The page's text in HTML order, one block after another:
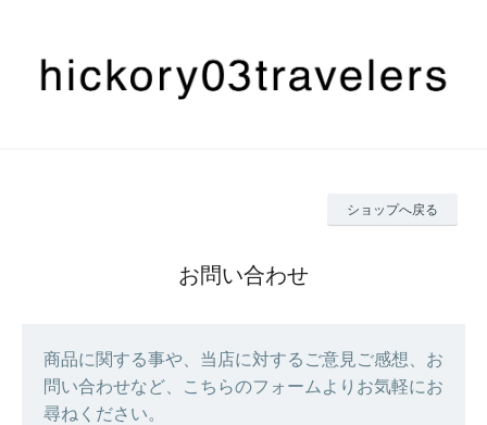
ショップへ戻る
お問い合わせ
商品に関する事や、当店に対するご意見ご感想、お
問い合わせなど、こちらのフォームよりお気軽にお
尋ねください。